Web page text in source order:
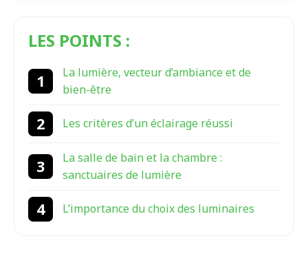
LES POINTS :
La lumière, vecteur d’ambiance et de
bien-être
Les critères d’un éclairage réussi
La salle de bain et la chambre :
sanctuaires de lumière
L’importance du choix des luminaires